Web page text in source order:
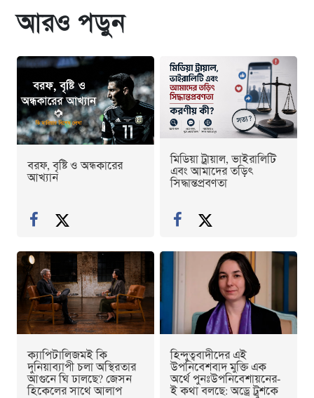
আরও পড়ুন
বরফ, বৃষ্টি ও অন্ধকারের
আখ্যান
মিডিয়া ট্রায়াল, ভাইরালিটি
এবং আমাদের তড়িৎ
সিদ্ধান্তপ্রবণতা
ক্যাপিটালিজমই কি
দুনিয়াব্যাপী চলা অস্থিরতার
আগুনে ঘি ঢালছে? জেসন
হিকেলের সাথে আলাপ
হিন্দুত্ববাদীদের এই
উপনিবেশবাদ মুক্তি এক
অর্থে পুনঃউপনিবেশায়নের-
ই কথা বলছে: অড্রে ট্রুশকে